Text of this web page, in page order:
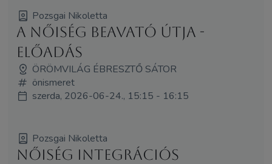
Pozsgai Nikoletta
A Nőiség Beavató Útja -
előadás
ÖRÖMVILÁG ÉBRESZTŐ SÁTOR
önismeret
szerda, 2026-06-24., 15:15 - 16:15
Pozsgai Nikoletta
Nőiség Integrációs